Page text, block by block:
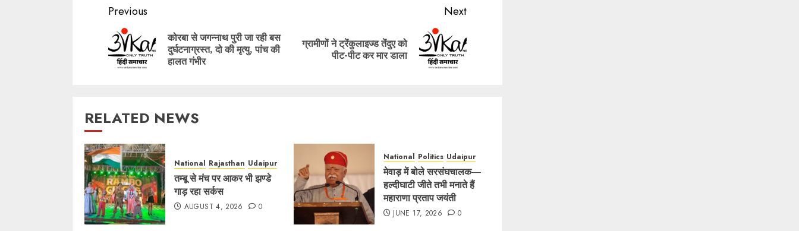
Post
navigation
Previous
Previous
कोरबा से जगन्नाथ पुरी जा रही बस
दुर्घटनाग्रस्त, दो की मृत्यु, पांच की
हालत गंभीर
Next
Nextग्रामीणों ने ट्रेंकुलाइज्ड तेंदुए को
पीट-पीट कर मार डाला
RELATED NEWS
National Rajasthan Udaipur
तम्बू से मंच पर आकर भी झण्डे
गाड़ रहा सर्कस
AUGUST 4, 2026 0
National Politics Udaipur
मेवाड़ में बोले सरसंघचालक—
हल्दीघाटी जीते तभी मनाते हैं
महाराणा प्रताप जयंती
JUNE 17, 2026 0